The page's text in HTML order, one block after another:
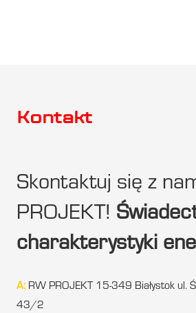
Kontakt
Skontaktuj się z
PROJEKT!
charakterystyki
A: RW PROJEKT 15-349 Białystok ul.
43/2